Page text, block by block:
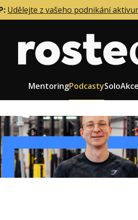
Udělejte z vašeho podnikání
MentoringPodcastySoloAkce
firmy
zaměstnanců
Role
Růst